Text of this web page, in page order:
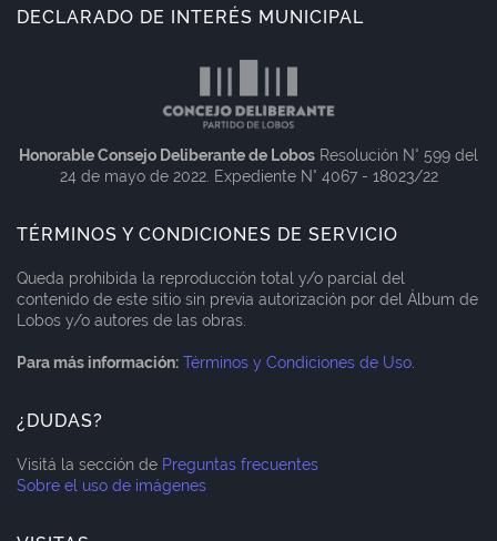
DECLARADO DE INTERÉS MUNICIPAL
Honorable Consejo Deliberante de Lobos Resolución N° 599 del
24 de mayo de 2022. Expediente N° 4067 - 18023/22
TÉRMINOS Y CONDICIONES DE SERVICIO
Queda prohibida la reproducción total y/o parcial del
contenido de este sitio sin previa autorización por del Álbum de
Lobos y/o autores de las obras.
Para más información: Términos y Condiciones de Uso
¿DUDAS?
Visitá la sección de Preguntas frecuentes
Sobre el uso de imágenes